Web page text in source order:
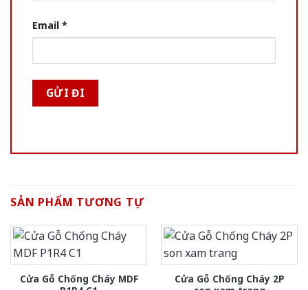
Email *
SẢN PHẨM TƯƠNG TỰ
Cửa Gỗ Chống Cháy MDF
Cửa Gỗ Chống Cháy 2P